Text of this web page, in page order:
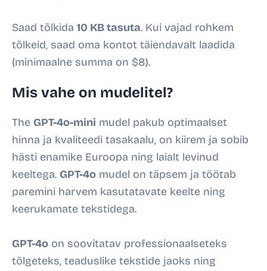
Saad tõlkida 10 KBtasuta. Kui vajad rohkem
tõlkeid, saad oma kontot täiendavalt laadida
(minimaalne summa on $8).
Mis vahe on mudelitel?
The GPT-4o-mini mudel pakub optimaalset
hinna ja kvaliteedi tasakaalu, on kiirem ja sobib
hästi enamike Euroopa ning laialt levinud
keeltega. GPT-4o mudel on täpsem ja töötab
paremini harvem kasutatavate keelte ning
keerukamate tekstidega.
GPT-4o on soovitatav professionaalseteks
tõlgeteks, teaduslike tekstide jaoks ning